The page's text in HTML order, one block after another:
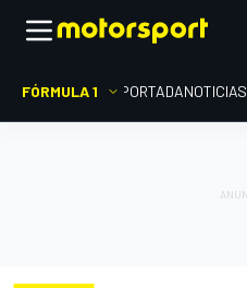
FÓRMULA 1 PORTADANOTICIAS